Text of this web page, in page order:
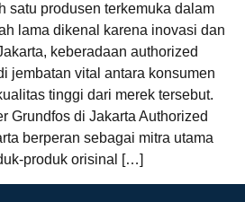
satu produsen terkemuka dalam
lama dikenal karena inovasi dan
keberadaan authorized
jembatan vital antara konsumen
tinggi dari merek tersebut.
Grundfos di Jakarta Authorized
berperan sebagai mitra utama
produk orisinal […]